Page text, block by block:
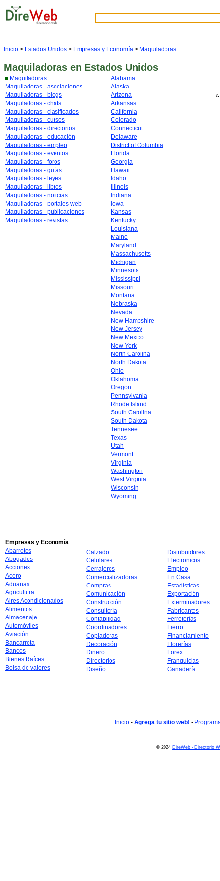
Inicio > Estados Unidos > Empresas y Economía > Maquiladoras
Maquiladoras en Estados Unidos
Maquiladoras
Maquiladoras - asociaciones
Maquiladoras - blogs
Maquiladoras - chats
Maquiladoras - clasificados
Maquiladoras - cursos
Maquiladoras - directorios
Maquiladoras - educación
Maquiladoras - empleo
Maquiladoras - eventos
Maquiladoras - foros
Maquiladoras - guías
Maquiladoras - leyes
Maquiladoras - libros
Maquiladoras - noticias
Maquiladoras - portales web
Maquiladoras - publicaciones
Maquiladoras - revistas
Alabama
Alaska
Arizona
Arkansas
California
Colorado
Connecticut
Delaware
District of Columbia
Florida
Georgia
Hawaii
Idaho
Illinois
Indiana
Iowa
Kansas
Kentucky
Louisiana
Maine
Maryland
Massachusetts
Michigan
Minnesota
Mississippi
Missouri
Montana
Nebraska
Nevada
New Hampshire
New Jersey
New Mexico
New York
North Carolina
North Dakota
Ohio
Oklahoma
Oregon
Pennsylvania
Rhode Island
South Carolina
South Dakota
Tennesee
Texas
Utah
Vermont
Virginia
Washington
West Virginia
Wisconsin
Wyoming
Empresas y Economía
Abarrotes
Abogados
Acciones
Acero
Aduanas
Agricultura
Aires Acondicionados
Alimentos
Almacenaje
Automóviles
Aviación
Bancarrota
Bancos
Bienes Raíces
Bolsa de valores
Calzado
Celulares
Cerrajeros
Comercializadoras
Compras
Comunicación
Construcción
Consultoría
Contabilidad
Coordinadores
Copiadoras
Decoración
Dinero
Directorios
Diseño
Distribuidores
Electrónicos
Empleo
En Casa
Estadísticas
Exportación
Exterminadores
Fabricantes
Ferreterías
Fierro
Financiamiento
Florerías
Forex
Franquicias
Ganadería
Inicio - Agrega tu sitio web! -
© 2024 DireWeb - Directorio